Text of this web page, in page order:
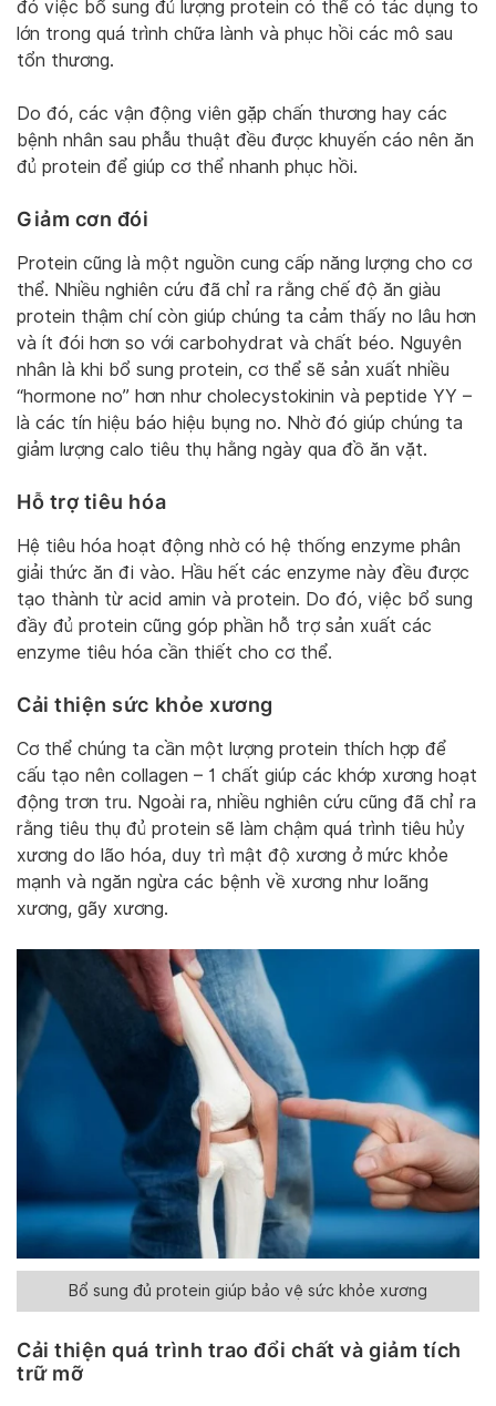
đó việc bổ sung đủ lượng protein có thể có tác dụng to
lớn trong quá trình chữa lành và phục hồi các mô sau
tổn thương.
Do đó, các vận động viên gặp chấn thương hay các
bệnh nhân sau phẫu thuật đều được khuyến cáo nên ăn
đủ protein để giúp cơ thể nhanh phục hồi.
Giảm cơn đói
Protein cũng là một nguồn cung cấp năng lượng cho cơ
thể. Nhiều nghiên cứu đã chỉ ra rằng chế độ ăn giàu
protein thậm chí còn giúp chúng ta cảm thấy no lâu hơn
và ít đói hơn so với carbohydrat và chất béo. Nguyên
nhân là khi bổ sung protein, cơ thể sẽ sản xuất nhiều
“hormone no” hơn như cholecystokinin và peptide YY –
là các tín hiệu báo hiệu bụng no. Nhờ đó giúp chúng ta
giảm lượng calo tiêu thụ hằng ngày qua đồ ăn vặt.
Hỗ trợ tiêu hóa
Hệ tiêu hóa hoạt động nhờ có hệ thống enzyme phân
giải thức ăn đi vào. Hầu hết các enzyme này đều được
tạo thành từ acid amin và protein. Do đó, việc bổ sung
đầy đủ protein cũng góp phần hỗ trợ sản xuất các
enzyme tiêu hóa cần thiết cho cơ thể.
Cải thiện sức khỏe xương
Cơ thể chúng ta cần một lượng protein thích hợp để
cấu tạo nên collagen – 1 chất giúp các khớp xương hoạt
động trơn tru. Ngoài ra, nhiều nghiên cứu cũng đã chỉ ra
rằng tiêu thụ đủ protein sẽ làm chậm quá trình tiêu hủy
xương do lão hóa, duy trì mật độ xương ở mức khỏe
mạnh và ngăn ngừa các bệnh về xương như loãng
xương, gãy xương.
Bổ sung đủ protein giúp bảo vệ sức khỏe xương
Cải thiện quá trình trao đổi chất và giảm tích
trữ mỡ